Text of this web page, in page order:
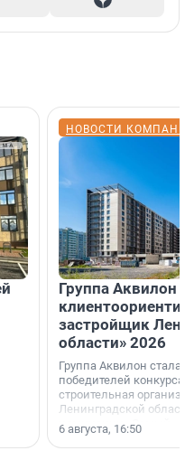
НОВОСТИ
Группа Аквилон
застройщик
области» 2026
Группа Аквилон стала
победителей конкурса
строительная
Ленинградской области
номинации «Самый
застройщик
6 августа, 16:50